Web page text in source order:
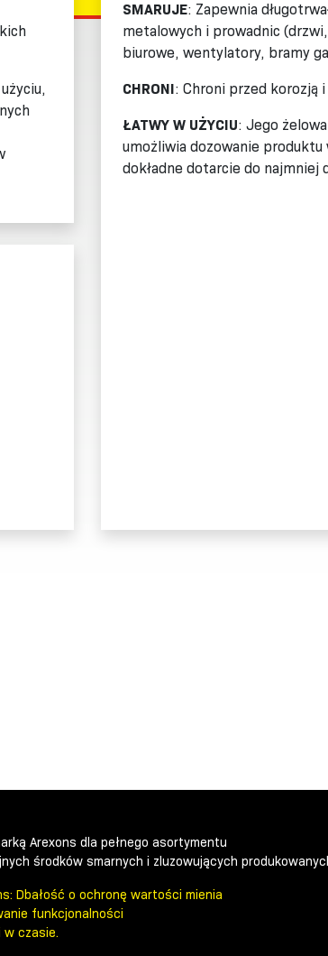
SMARUJE: Zapewnia
metalowych i prowadnic
biurowe, wentylatory, bramy
CHRONI: Chroni przed korozją
ŁATWY W UŻYCIU: Jego
umożliwia dozowanie
dokładne dotarcie do
Arexons dla pełnego asortymentu
środków smarnych i zluzowujących
Dbałość o ochronę wartości mienia
funkcjonalności
w czasie.